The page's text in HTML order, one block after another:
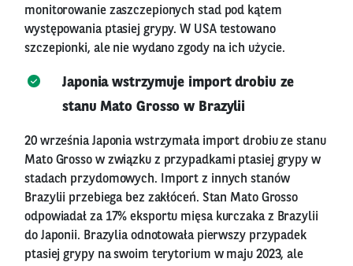
monitorowanie zaszczepionych stad pod kątem
występowania ptasiej grypy. W USA testowano
szczepionki, ale nie wydano zgody na ich użycie.
Japonia wstrzymuje import drobiu ze
stanu Mato Grosso w Brazylii
20 września Japonia wstrzymała import drobiu ze stanu
Mato Grosso w związku z przypadkami ptasiej grypy w
stadach przydomowych. Import z innych stanów
Brazylii przebiega bez zakłóceń. Stan Mato Grosso
odpowiadał za 17% eksportu mięsa kurczaka z Brazylii
do Japonii. Brazylia odnotowała pierwszy przypadek
ptasiej grypy na swoim terytorium w maju 2023, ale